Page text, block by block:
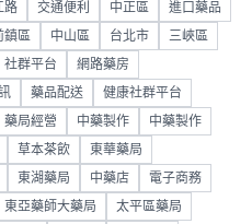
路 交通便利 中正區 進口藥品
鎮區 中山區 台北市 三峽區
社群平台 網路藥房
藥品配送 健康社群平台
藥局經營 中藥製作 中藥製作
草本茶飲 東華藥局
東湖藥局 中藥店 電子商務
東亞藥師大藥局 太平區藥局